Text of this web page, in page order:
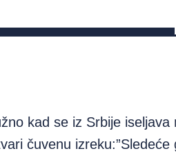
kad se iz Srbije
čuvenu